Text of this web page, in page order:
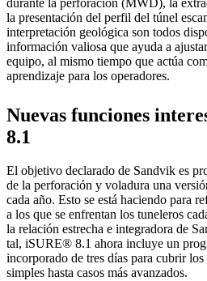
la presentación del perfil del túnel
interpretación geológica son todos
información valiosa que ayuda a
equipo, al mismo tiempo que actúa
aprendizaje para los operadores.
Nuevas funciones
8.1
El objetivo declarado de Sandvik es
de la perforación y voladura una
cada año. Esto se está haciendo para
a los que se enfrentan los tuneleros
la relación estrecha e integradora de
tal, iSURE® 8.1 ahora incluye un
incorporado de tres días para cubrir los
simples hasta casos más avanzados.